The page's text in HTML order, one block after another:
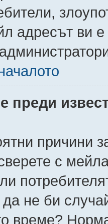
адресът ви
преди
причини
с
да не би
време?